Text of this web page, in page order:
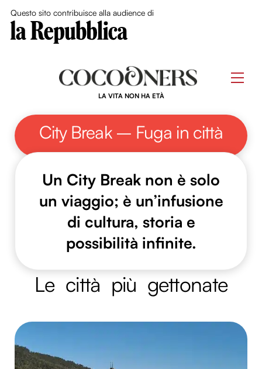
Questo sito contribuisce alla audience di
LA VITA NON HA ETÀ
City Break – Fuga in città
Un City Break non è solo
un viaggio; è un’infusione
di cultura, storia e
possibilità infinite.
Le città più gettonate